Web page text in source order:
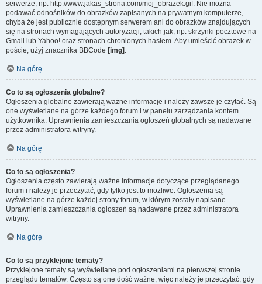
serwerze, np. http://www.jakas_strona.com/moj_obrazek.gif. Nie można
podawać odnośników do obrazków zapisanych na prywatnym komputerze,
chyba że jest publicznie dostępnym serwerem ani do obrazków znajdujących
się na stronach wymagających autoryzacji, takich jak, np. skrzynki pocztowe na
Gmail lub Yahoo! oraz stronach chronionych hasłem. Aby umieścić obrazek w
poście, użyj znacznika BBCode [img] .
Na górę
Co to są ogłoszenia globalne?
Ogłoszenia globalne zawierają ważne informacje i należy zawsze je czytać. Są
one wyświetlane na górze każdego forum i w panelu zarządzania kontem
użytkownika. Uprawnienia zamieszczania ogłoszeń globalnych są nadawane
przez administratora witryny.
Na górę
Co to są ogłoszenia?
Ogłoszenia często zawierają ważne informacje dotyczące przeglądanego
forum i należy je przeczytać, gdy tylko jest to możliwe. Ogłoszenia są
wyświetlane na górze każdej strony forum, w którym zostały napisane.
Uprawnienia zamieszczania ogłoszeń są nadawane przez administratora
witryny.
Na górę
Co to są przyklejone tematy?
Przyklejone tematy są wyświetlane pod ogłoszeniami na pierwszej stronie
przeglądu tematów. Często są one dość ważne, więc należy je przeczytać, gdy